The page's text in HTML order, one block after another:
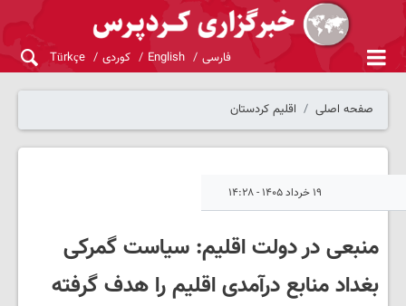
فارسی English کوردی Türkçe
صفحه اصلی اقلیم کردستان
۱۹ خرداد ۱۴۰۵ - ۱۴:۲۸
منبعی در دولت اقلیم: سیاست گمرکی
بغداد منابع درآمدی اقلیم را هدف گرفته